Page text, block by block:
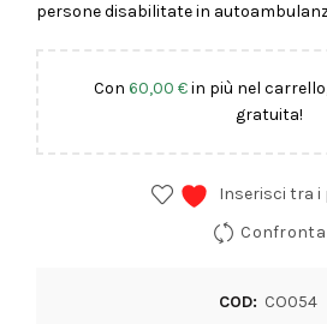
persone disabilitate in
Con 60,00 €in più nel
gratuita!
Inserisci tra i
Confronta
COD: CO054